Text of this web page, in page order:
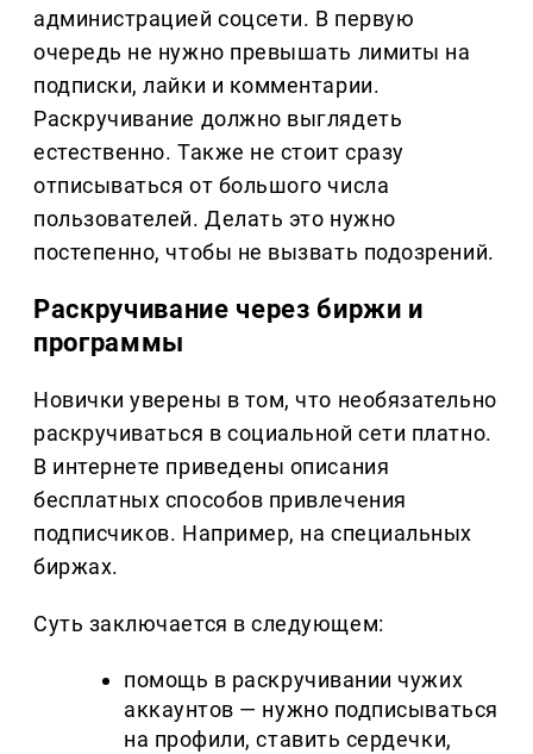
администрацией соцсети. В первую
очередь не нужно превышать лимиты на
подписки, лайки и комментарии.
Раскручивание должно выглядеть
естественно. Также не стоит сразу
отписываться от большого числа
пользователей. Делать это нужно
постепенно, чтобы не вызвать подозрений.
Раскручивание через биржи и
программы
Новички уверены в том, что необязательно
раскручиваться в социальной сети платно.
В интернете приведены описания
бесплатных способов привлечения
подписчиков. Например, на специальных
биржах.
Суть заключается в следующем:
помощь в раскручивании чужих
аккаунтов — нужно подписываться
на профили, ставить сердечки,